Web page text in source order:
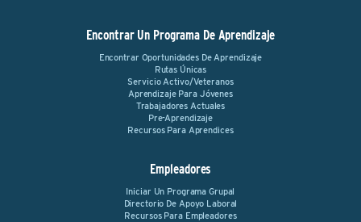
Encontrar Un Programa De Aprendizaje
Encontrar Oportunidades De Aprendizaje
Rutas Únicas
Servicio Activo/Veteranos
Aprendizaje Para Jóvenes
Trabajadores Actuales
Pre-Aprendizaje
Recursos Para Aprendices
Empleadores
Iniciar Un Programa Grupal
Directorio De Apoyo Laboral
Recursos Para Empleadores